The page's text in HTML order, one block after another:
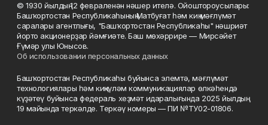
© 1930 йылдың 12 февраленән нәшер ителә. Ойоштороусылары:
Башҡортостан Республикаһының Матбуғат һәм киң мәғлүмәт
саралары агентлығы, "Башҡортостан Республикаһы" нәшриәт
йорто акционерҙар йәмғиәте. Баш мөхәррире — Мирсәйет
Ғүмәр улы Юнысов.
Об использовании персональных данных
Башҡортостан Республикаһы буйынса элемтә, мәғлүмәт
технологиялары һәм киңкүләм коммуникациялар өлкәһендә
күҙәтеү буйынса федераль хеҙмәт идаралығында 2025 йылдың
19 майында теркәлде. Теркәү номеры — ПИ №ТУ02-01806.